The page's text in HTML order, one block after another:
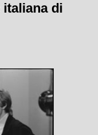
italiana di